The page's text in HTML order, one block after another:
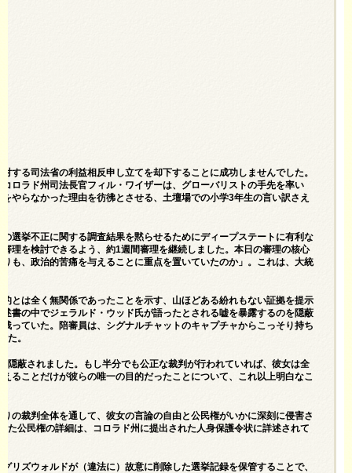
する司法省の利益相反申し立てを却下することに成功しませんでした。
ロラド州司法長官フィル・ワイザーは、グローバリストの手先を率い
やらなかった理由を彷彿とさせる、土壇場での小学3年生の言い訳さえ
選挙不正に関する調査結果を黙らせるためにディープステートに有利な
理を検討できるよう、約1週間審理を継続しました。本日の審理の核心
も、政治的苦痛を与えることに重点を置いていたのか」。これは、大統
とは全く無関係であったことを示す、山ほどある紛れもない証拠を提示
書の中でジェラルド・ウッド氏が語ったとされる嘘を暴露するのを隠蔽
っていた。陪審員は、 シグナルチャットのキャプチャからこっそり持ち
た。
蔽されました。もし半分でも公正な裁判が行われていれば、彼女は全
ることだけが彼らの唯一の目的だったことについて、これ以上明白なこ
の裁判全体を通して、彼女の言論の自由と公民権がいかに深刻に侵害さ
た公民権の詳細は、コロラド州に提出された 人身保護令状に詳述されて
リズウォルドが（違法に）故意に削除した選挙記録を保管することで、